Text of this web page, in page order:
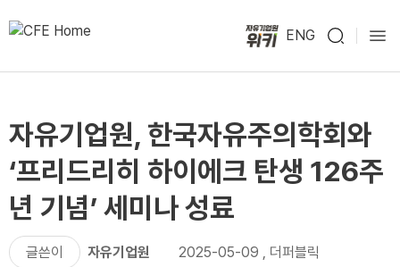
ENG
자유기업원, 한국자유주의학회와
‘프리드리히 하이에크 탄생 126주
년 기념’ 세미나 성료
글쓴이 자유기업원 2025-05-09 , 더퍼블릭